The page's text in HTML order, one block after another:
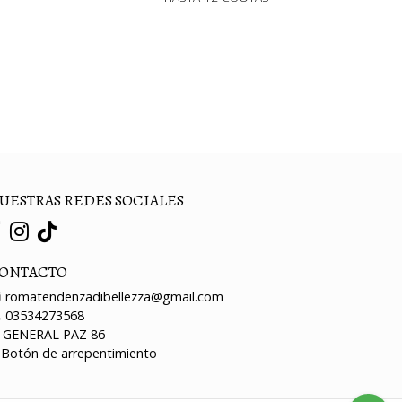
REDES SOCIALES
romatendenzadibellezza@gmail.com
03534273568
GENERAL PAZ 86
de arrepentimiento